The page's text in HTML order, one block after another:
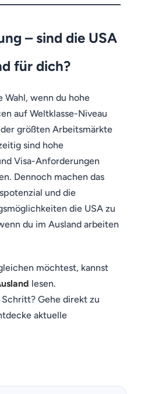
– sind die USA
für dich?
Wahl, wenn du hohe
auf Weltklasse-Niveau
größten Arbeitsmärkte
sind hohe
Visa-Anforderungen
Dennoch machen das
und die
die USA zu
du im Ausland arbeiten
möchtest, kannst
lesen.
Gehe direkt zu
aktuelle